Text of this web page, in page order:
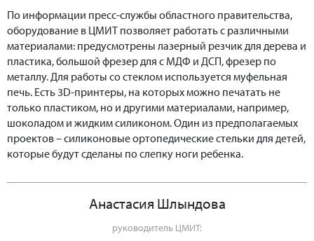
По информации пресс-службы областного правительства,
оборудование в ЦМИТ позволяет работать с различными
материалами: предусмотрены лазерный резчик для дерева и
пластика, большой фрезер для с МДФ и ДСП, фрезер по
металлу. Для работы со стеклом используется муфельная
печь. Есть 3D-принтеры, на которых можно печатать не
только пластиком, но и другими материалами, например,
шоколадом и жидким силиконом. Один из предполагаемых
проектов – силиконовые ортопедические стельки для детей,
которые будут сделаны по слепку ноги ребенка.
Анастасия Шлындова
руководитель ЦМИТ: